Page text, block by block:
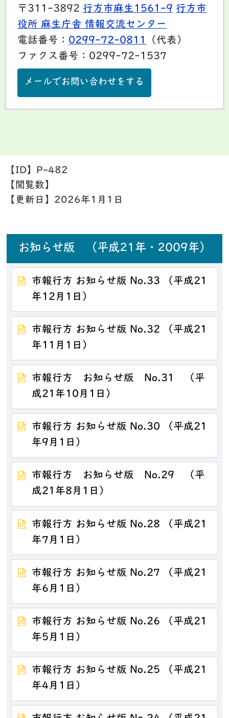
〒311-3892 行方市麻生1561-9 行方市
役所 麻生庁舎 情報交流センター
電話番号： 0299-72-0811
（代表）
ファクス番号：0299-72-1537
メールでお問い合わせをする
【ID】 P-482
【閲覧数】
【更新日】 2026年1月1日
お知らせ版 （平成21年・2009年）
市報行方 お知らせ版 No.33 （平成21
年12月1日）
市報行方 お知らせ版 No.32 （平成21
年11月1日）
市報行方 お知らせ版 No.31 （平
成21年10月1日）
市報行方 お知らせ版 No.30 （平成21
年9月1日）
市報行方 お知らせ版 No.29 （平
成21年8月1日）
市報行方 お知らせ版 No.28 （平成21
年7月1日）
市報行方 お知らせ版 No.27 （平成21
年6月1日）
市報行方 お知らせ版 No.26 （平成21
年5月1日）
市報行方 お知らせ版 No.25 （平成21
年4月1日）